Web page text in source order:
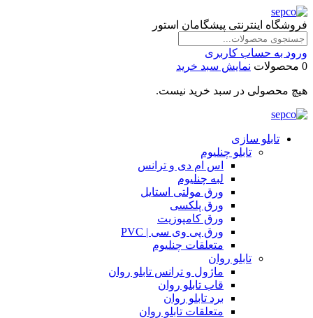
فروشگاه اینترنتی پیشگامان استور
ورود به حساب کاربری
0 محصولات
نمایش سبد خرید
هیچ محصولی در سبد خرید نیست.
تابلو سازی
تابلو چنلیوم
اس ام دی و ترانس
لبه چنلیوم
ورق مولتی استایل
ورق پلکسی
ورق کامپوزیت
ورق پی وی سی | PVC
متعلقات چنلیوم
تابلو روان
ماژول و ترانس تابلو روان
قاب تابلو روان
برد تابلو روان
متعلقات تابلو روان